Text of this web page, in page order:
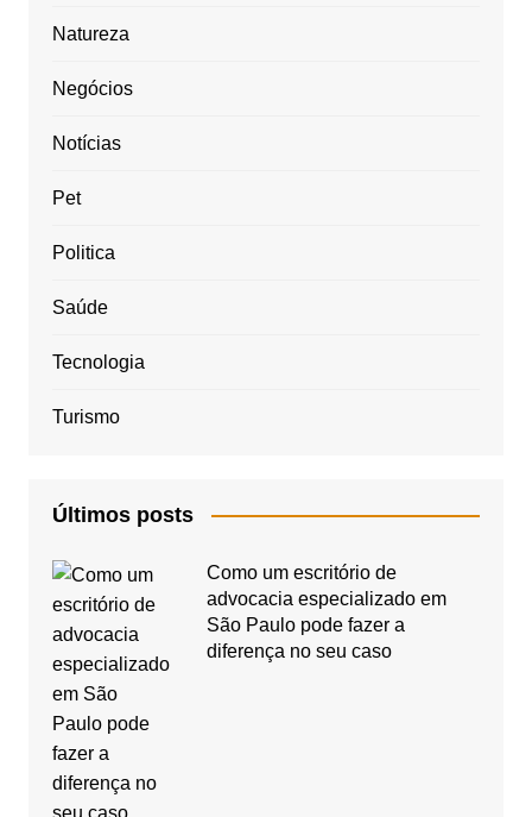
Natureza
Negócios
Notícias
Pet
Politica
Saúde
Tecnologia
Turismo
Últimos posts
Como um escritório de
advocacia especializado em
São Paulo pode fazer a
diferença no seu caso